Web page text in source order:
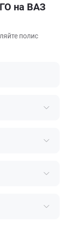
на ВАЗ
полис